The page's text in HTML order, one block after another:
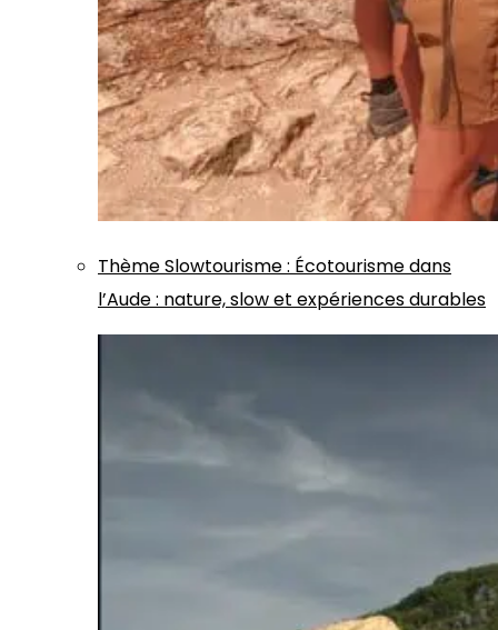
ThèmeSlowtourisme: Écotourisme dans
l’Aude : nature, slow et expériences durables